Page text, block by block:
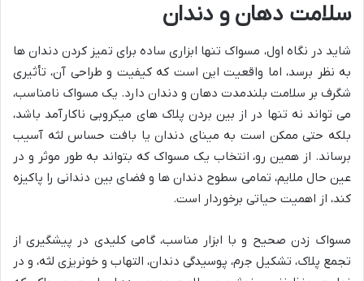
سلامت دهان و دندان
شاید در نگاه اول، مسواک تنها ابزاری ساده برای تمیز کردن دندان ها
به نظر برسد، اما واقعیت این است که کیفیت و طراحی آن، تأثیری
شگرف بر سلامت بلندمدت دهان و دندان دارد. یک مسواک نامناسب،
می تواند نه تنها در از بین بردن پلاک های میکروبی ناکارآمد باشد،
بلکه حتی ممکن است به مینای دندان یا بافت حساس لثه آسیب
برساند. از همین رو، انتخاب یک مسواک که بتواند به طور موثر و در
عین حال ملایم، تمامی سطوح دندان ها و فضای بین دندانی را پاکیزه
کند، از اهمیت حیاتی برخوردار است.
مسواک زدن صحیح و با ابزار مناسب، گامی کلیدی در پیشگیری از
تجمع پلاک، تشکیل جرم، پوسیدگی دندان، التهاب و خونریزی لثه، و در